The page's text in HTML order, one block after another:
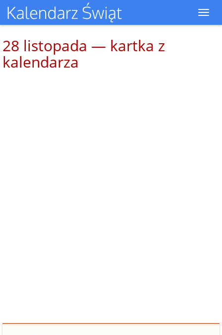
28 listopada — kartka z
kalendarza